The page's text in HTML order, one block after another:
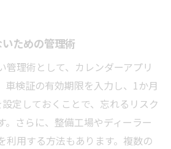
ための管理術
管理術として、カレンダーアプリ
車検証の有効期限を入力し、1か月
定しておくことで、忘れるリスク
。さらに、整備工場やディーラー
利用する方法もあります。複数の